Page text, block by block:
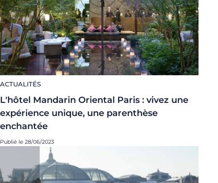
ACTUALITÉS
L'hôtel Mandarin Oriental Paris : vivez une
expérience unique, une parenthèse
enchantée
Publié le 28/06/2023